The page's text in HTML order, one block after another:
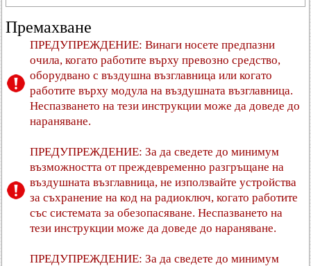
Премахване
ПРЕДУПРЕЖДЕНИЕ: Винаги носете предпазни
очила, когато работите върху превозно средство,
оборудвано с въздушна възглавница или когато
работите върху модула на въздушната възглавница.
Неспазването на тези инструкции може да доведе до
нараняване.
ПРЕДУПРЕЖДЕНИЕ: За да сведете до минимум
възможността от преждевременно разгръщане на
въздушната възглавница, не използвайте устройства
за съхранение на код на радиоключ, когато работите
със системата за обезопасяване. Неспазването на
тези инструкции може да доведе до нараняване.
ПРЕДУПРЕЖДЕНИЕ: За да сведете до минимум